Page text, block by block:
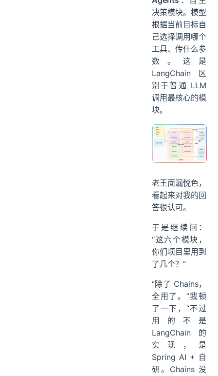
决策模块。模型
根据当前目标自
己选择调用哪个
工具、传什么参
数。这是
LangChain 区
别于普通 LLM
调用最核心的模
块。
老王面漏悦色，
看起来对我的回
答很认可。
于是继续问：
“这六个模块，
你们项目里用到
了几个？”
“除了 Chains，
全用了。”我顿
了一下，“不过
用的不是
LangChain 的
实现，是
Spring AI + 自
研。Chains 没